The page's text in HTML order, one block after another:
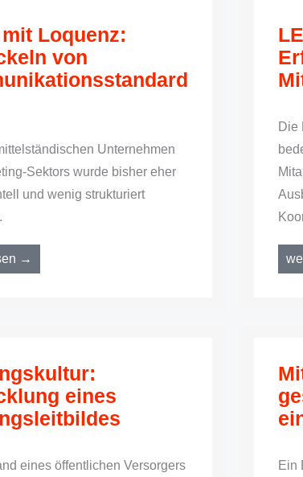
Loquenz:
von
Unternehmen
Sektors wurde bisher eher
und wenig strukturiert
→
Die
eines
eines öffentlichen Versorgers
Ein